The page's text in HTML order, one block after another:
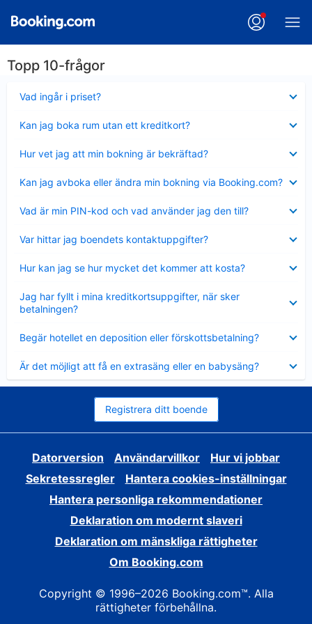
Topp 10-frågor
Vad ingår i priset?
mindre
Kan jag boka rum utan ett kreditkort?
mindre
Hur vet jag att min bokning är bekräftad?
mindre
Kan jag avboka eller ändra min bokning via Booking.com?
mindre
Vad är min PIN-kod och vad använder jag den till?
mindre
Var hittar jag boendets kontaktuppgifter?
mindre
Hur kan jag se hur mycket det kommer att kosta?
mindre
Jag har fyllt i mina kreditkortsuppgifter, när sker
betalningen?
mindre
Begär hotellet en deposition eller förskottsbetalning?
mindre
Är det möjligt att få en extrasäng eller en babysäng?
mindre
Registrera ditt boende
Datorversion Användarvillkor
Hur vi jobbar
Sekretessregler
Hantera cookies-inställningar
Hantera personliga rekommendationer
Deklaration om modernt slaveri
Deklaration om mänskliga rättigheter
Om Booking.com
Copyright © 1996–2026 Booking.com™. Alla
rättigheter förbehållna.